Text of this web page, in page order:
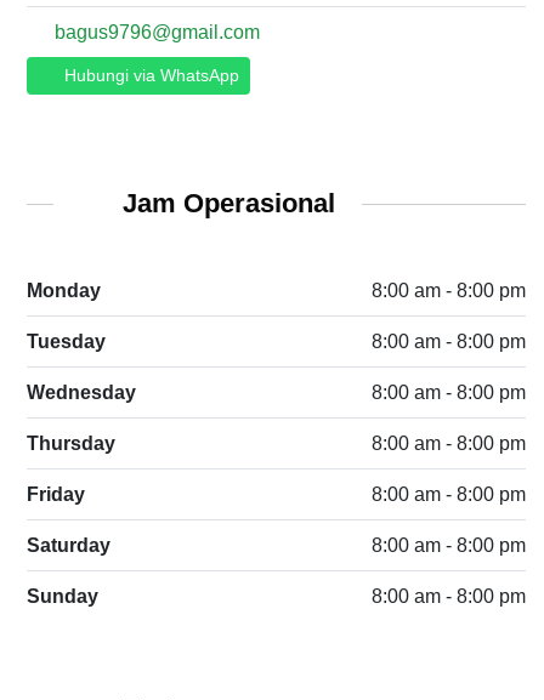
bagus9796@gmail.com
Hubungi via WhatsApp
Jam Operasional
Monday 8:00 am - 8:00 pm
Tuesday 8:00 am - 8:00 pm
Wednesday 8:00 am - 8:00 pm
Thursday 8:00 am - 8:00 pm
Friday 8:00 am - 8:00 pm
Saturday 8:00 am - 8:00 pm
Sunday 8:00 am - 8:00 pm